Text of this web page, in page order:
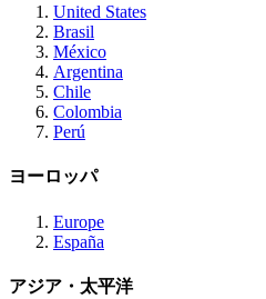
United States
Brasil
México
Argentina
Chile
Colombia
Perú
ヨーロッパ
Europe
España
アジア・太平洋